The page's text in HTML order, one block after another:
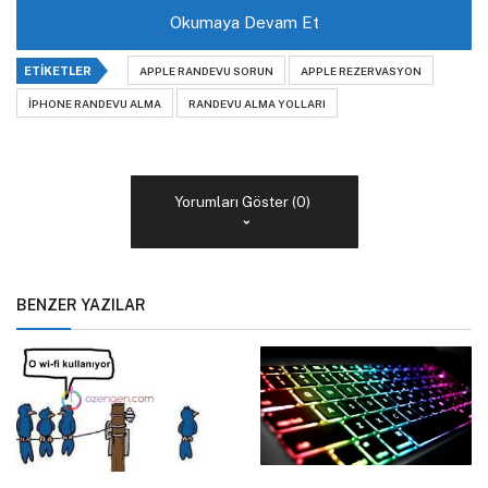
Okumaya Devam Et
ETIKETLER APPLE RANDEVU SORUN APPLE REZERVASYON
IPHONE RANDEVU ALMA RANDEVU ALMA YOLLARI
Yorumları Göster (0)
BENZER YAZILAR